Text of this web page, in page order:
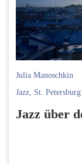
Julia Manoschkin
Jazz, St.
Jazz über